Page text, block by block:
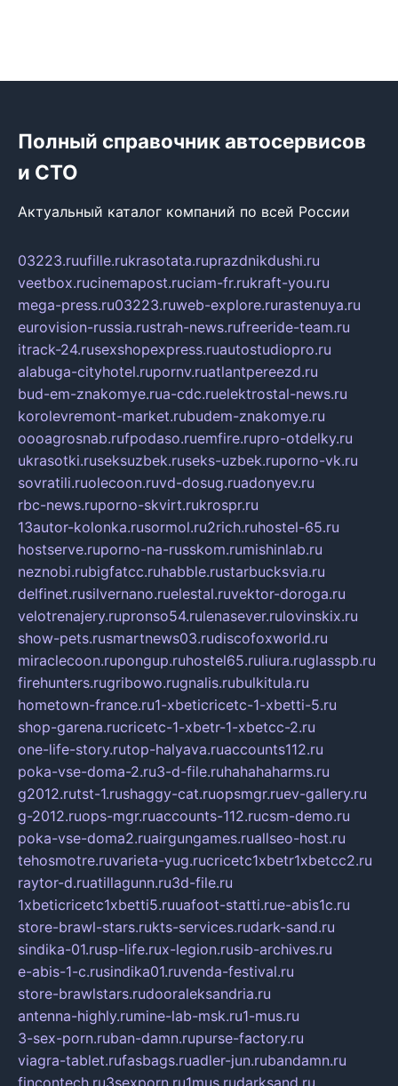
Полный справочник автосервисов
и СТО
Актуальный каталог компаний по всей России
03223.ruufille.rukrasotata.ruprazdnikdushi.ru
veetbox.rucinemapost.ruciam-fr.rukraft-you.ru
mega-press.ru03223.ruweb-explore.rurastenuya.ru
eurovision-russia.rustrah-news.rufreeride-team.ru
itrack-24.rusexshopexpress.ruautostudiopro.ru
alabuga-cityhotel.rupornv.ruatlantpereezd.ru
bud-em-znakomye.rua-cdc.ruelektrostal-news.ru
korolevremont-market.rubudem-znakomye.ru
oooagrosnab.rufpodaso.ruemfire.rupro-otdelky.ru
ukrasotki.ruseksuzbek.ruseks-uzbek.ruporno-vk.ru
sovratili.ruolecoon.ruvd-dosug.ruadonyev.ru
rbc-news.ruporno-skvirt.rukrospr.ru
13autor-kolonka.rusormol.ru2rich.ruhostel-65.ru
hostserve.ruporno-na-russkom.rumishinlab.ru
neznobi.rubigfatcc.ruhabble.rustarbucksvia.ru
delfinet.rusilvernano.ruelestal.ruvektor-doroga.ru
velotrenajery.rupronso54.rulenasever.rulovinskix.ru
show-pets.rusmartnews03.rudiscofoxworld.ru
miraclecoon.rupongup.ruhostel65.ruliura.ruglasspb.ru
firehunters.rugribowo.rugnalis.rubulkitula.ru
hometown-france.ru1-xbeticricetc-1-xbetti-5.ru
shop-garena.rucricetc-1-xbetr-1-xbetcc-2.ru
one-life-story.rutop-halyava.ruaccounts112.ru
poka-vse-doma-2.ru3-d-file.ruhahahaharms.ru
g2012.rutst-1.rushaggy-cat.ruopsmgr.ruev-gallery.ru
g-2012.ruops-mgr.ruaccounts-112.rucsm-demo.ru
poka-vse-doma2.ruairgungames.ruallseo-host.ru
tehosmotre.ruvarieta-yug.rucricetc1xbetr1xbetcc2.ru
raytor-d.ruatillagunn.ru3d-file.ru
1xbeticricetc1xbetti5.ruuafoot-statti.rue-abis1c.ru
store-brawl-stars.rukts-services.rudark-sand.ru
sindika-01.rusp-life.rux-legion.rusib-archives.ru
e-abis-1-c.rusindika01.ruvenda-festival.ru
store-brawlstars.rudooraleksandria.ru
antenna-highly.rumine-lab-msk.ru1-mus.ru
3-sex-porn.ruban-damn.rupurse-factory.ru
viagra-tablet.rufasbags.ruadler-jun.rubandamn.ru
fincontech.ru3sexporn.ru1mus.rudarksand.ru